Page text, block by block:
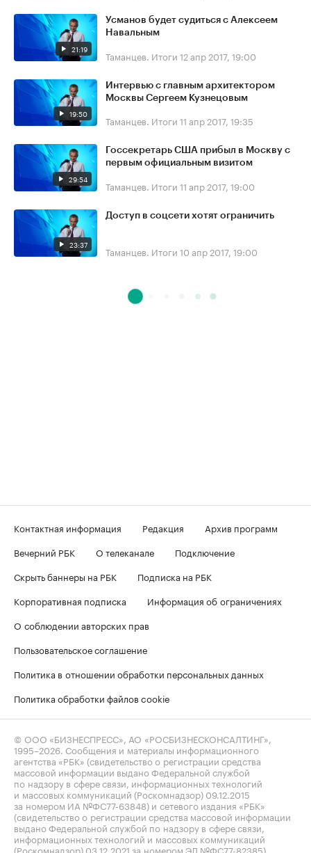
21:19
Усманов будет судиться с Алексеем
Навальным
Таманцев. Итоги 12 апр 2017, 19:00
19:50
Интервью с главным архитектором
Москвы Сергеем Кузнецовым
Таманцев. Итоги 11 апр 2017, 19:35
29:54
Госсекретарь США прибыл в Москву с
первым официальным визитом
Таманцев. Итоги 11 апр 2017, 19:00
23:37
Доступ в соцсети хотят ограничить
Таманцев. Итоги 10 апр 2017, 19:00
Контактная информация Редакция
Архив программ
Вечерний РБК
О телеканале
Подключение
Скрыть баннеры на РБК
Подписка на РБК
Корпоративная подписка
Информация об ограничениях
О соблюдении авторских прав
Пользовательское соглашение
Политика в отношении обработки персональных данных
Политика обработки файлов cookie
© ООО «БИЗНЕСПРЕСС», АО «РОСБИЗНЕСКОНСАЛТИНГ»,
1995–2026 . Сообщения и материалы информационного
агентства «РБК» (свидетельство о регистрации средства
массовой информации выдано Федеральной службой
по надзору в сфере связи, информационных технологий
и массовых коммуникаций (Роскомнадзор) 09.12.2015
за номером ИА №ФС77-63848) и сетевого издания «РБК»
(свидетельство о регистрации средства массовой информации
выдано Федеральной службой по надзору в сфере связи,
информационных технологий и массовых коммуникаций
(Роскомнадзор) 03.12.2021 за номером ЭЛ №ФС77-82385)